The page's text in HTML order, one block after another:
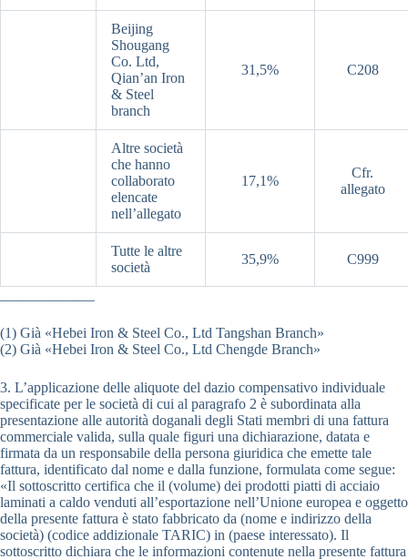
Beijing
Shougang
Co. Ltd,
Qian’an Iron
& Steel
branch
31,5% C208
Altre società
che hanno
collaborato
elencate
nell’allegato
17,1%
Cfr.
allegato
Tutte le altre
società
35,9% C999
(1) Già «Hebei Iron & Steel Co., Ltd Tangshan Branch»
(2) Già «Hebei Iron & Steel Co., Ltd Chengde Branch»
3. L’applicazione delle aliquote del dazio compensativo individuale
specificate per le società di cui al paragrafo 2 è subordinata alla
presentazione alle autorità doganali degli Stati membri di una fattura
commerciale valida, sulla quale figuri una dichiarazione, datata e
firmata da un responsabile della persona giuridica che emette tale
fattura, identificato dal nome e dalla funzione, formulata come segue:
«Il sottoscritto certifica che il (volume) dei prodotti piatti di acciaio
laminati a caldo venduti all’esportazione nell’Unione europea e oggetto
della presente fattura è stato fabbricato da (nome e indirizzo della
società) (codice addizionale TARIC) in (paese interessato). Il
sottoscritto dichiara che le informazioni contenute nella presente fattura